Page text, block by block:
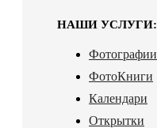
НАШИ УСЛУГИ:
Фотографии
ФотоКниги
Календари
Открытки